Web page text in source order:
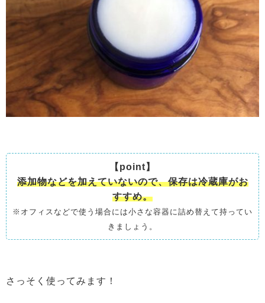
【point】
添加物などを加えていないので、保存は冷蔵庫がお
すすめ。
※オフィスなどで使う場合には小さな容器に詰め替えて持ってい
きましょう。
さっそく使ってみます！